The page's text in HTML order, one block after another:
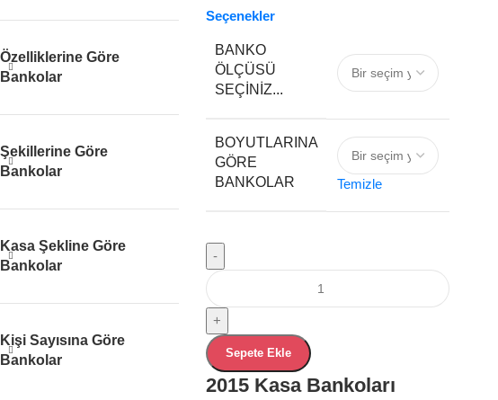
Özelliklerine Göre
Bankolar
Şekillerine Göre
Bankolar
Kasa Şekline Göre
Bankolar
Kişi Sayısına Göre
Bankolar
Seçenekler
BANKO
ÖLÇÜSÜ
SEÇINIZ...
BOYUTLARINA
GÖRE
BANKOLAR
Temizle
-
+
Sepete Ekle
2015 Kasa Bankoları